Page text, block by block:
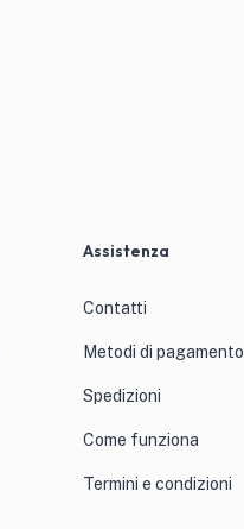
Assistenza
Contatti
Metodi di pagamento
Spedizioni
Come funziona
Termini e condizioni